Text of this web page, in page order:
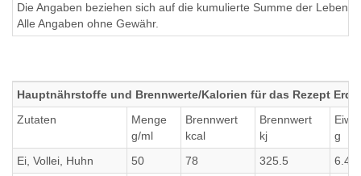
Die Angaben beziehen sich auf die kumulierte Summe der
Alle Angaben ohne Gewähr.
Hauptnährstoffe und Brennwerte/Kalorien für das Rezept
Zutaten
Menge
g/ml
Brennwert
kcal
Brennwert
kj
g
Ei, Vollei, Huhn
50 78 325.5
6.4